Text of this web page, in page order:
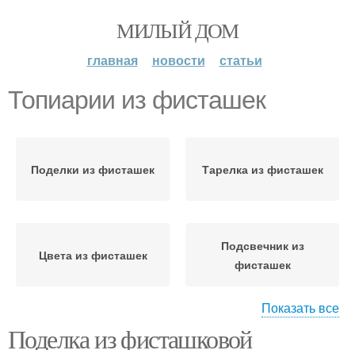
МИЛЫЙ ДОМ
главная новости статьи
Топиарии из фисташек
Поделки из фисташек Тарелка из фисташек
Цвета из фисташек
Подсвечник из
фисташек
Игрушка из фисташек Венки из фисташек
Показать все
Поделка из фисташковой